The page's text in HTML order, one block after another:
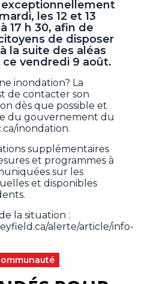
exceptionnellement
les 12 et 13
17 h 30, afin de
de disposer
la suite des aléas
vendredi 9 août.
inondation? La
de contacter son
dès que possible et
du gouvernement du
inondation.
supplémentaires
et programmes à
sur les
et disponibles
la situation :
alerte/article/info-